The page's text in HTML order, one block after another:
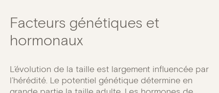
Facteurs génétiques et
hormonaux
L’évolution de la taille est largement influencée par
l’hérédité. Le potentiel génétique détermine en